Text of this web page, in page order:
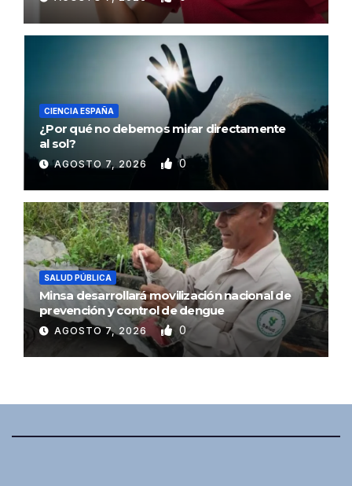
CIENCIA ESPAÑA
¿Por qué no debemos mirar directamente
al sol?
AGOSTO 7, 2026 0
SALUD PÚBLICA
Minsa desarrollará movilización nacional de
prevención y control de dengue
AGOSTO 7, 2026 0